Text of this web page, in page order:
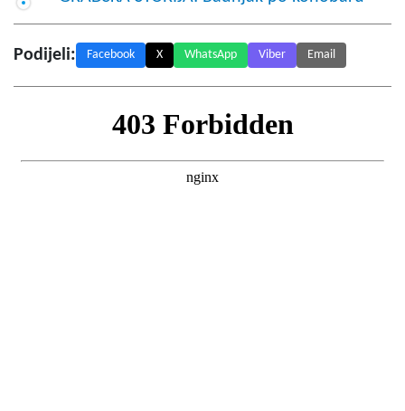
Podijeli: Facebook X WhatsApp Viber Email